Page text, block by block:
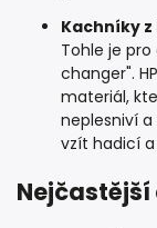
Kachníky
Tohle je
changer".
materiál,
neplesniví
vzít hadicí
Nejčastější